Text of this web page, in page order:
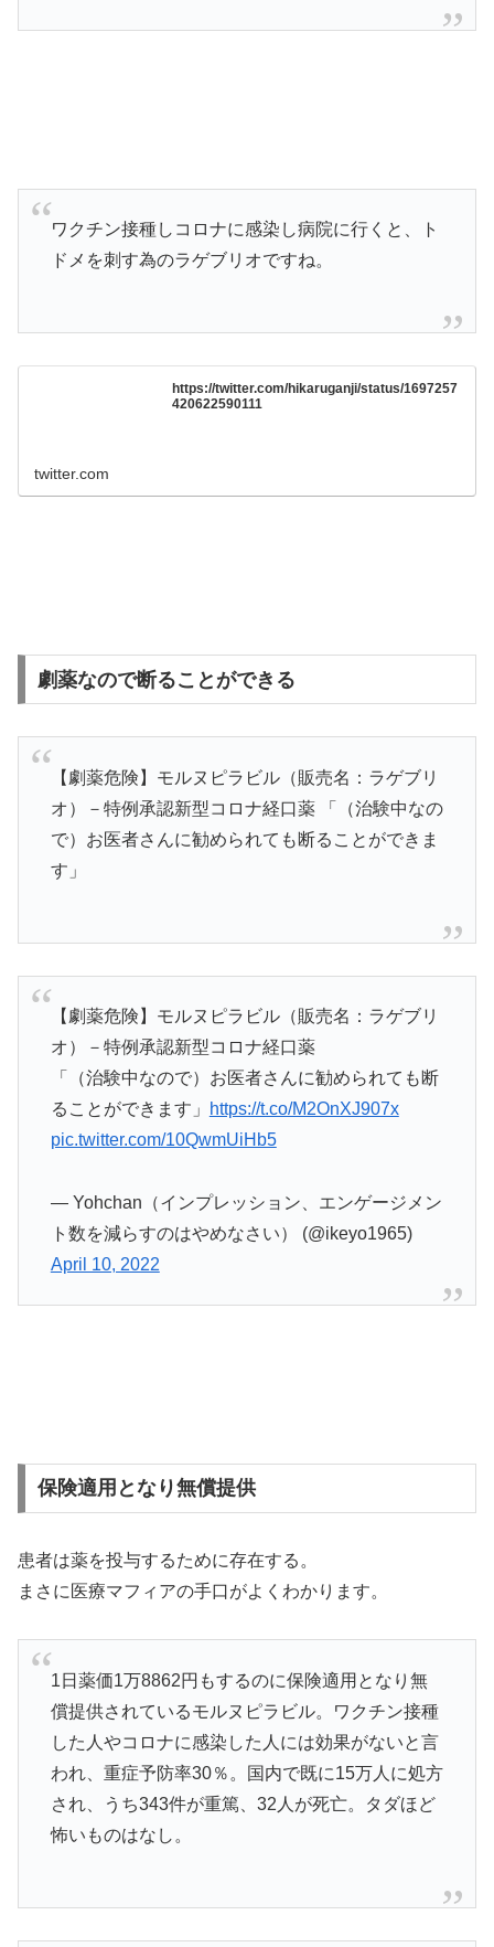
ワクチン接種しコロナに感染し病院に行くと、ト
ドメを刺す為のラゲブリオですね。
https://twitter.com/hikaruganji/status/1697257
420622590111
twitter.com
劇薬なので断ることができる
【劇薬危険】モルヌピラビル（販売名：ラゲブリ
オ）－特例承認新型コロナ経口薬 「（治験中なの
で）お医者さんに勧められても断ることができま
す」
【劇薬危険】モルヌピラビル（販売名：ラゲブリ
オ）－特例承認新型コロナ経口薬
「（治験中なので）お医者さんに勧められても断
ることができます」
https://t.co/M2OnXJ907x
pic.twitter.com/10QwmUiHb5
— Yohchan（インプレッション、エンゲージメン
ト数を減らすのはやめなさい） (@ikeyo1965)
April 10, 2022
保険適用となり無償提供
患者は薬を投与するために存在する。
まさに医療マフィアの手口がよくわかります。
1日薬価1万8862円もするのに保険適用となり無
償提供されているモルヌピラビル。ワクチン接種
した人やコロナに感染した人には効果がないと言
われ、重症予防率30％。国内で既に15万人に処方
され、うち343件が重篤、32人が死亡。タダほど
怖いものはなし。